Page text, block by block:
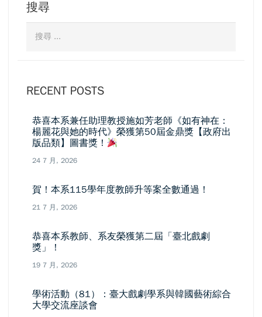
搜尋
RECENT POSTS
恭喜本系兼任助理教授施如芳老師《如有神在：
楊麗花與她的時代》榮獲第50屆金鼎獎【政府出
版品類】圖書獎！
24 7 月, 2026
賀！本系115學年度教師升等案全數通過！
21 7 月, 2026
恭喜本系教師、系友榮獲第二屆「臺北戲劇
獎」！
19 7 月, 2026
學術活動（81）：臺大戲劇學系與韓國藝術綜合
大學交流座談會